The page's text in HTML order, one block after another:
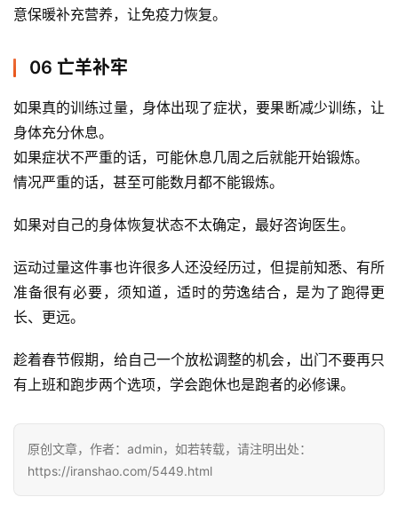
意保暖补充营养，让免疫力恢复。
06 亡羊补牢
如果真的训练过量，身体出现了症状，要果断减少训练，让
身体充分休息。
如果症状不严重的话，可能休息几周之后就能开始锻炼。
情况严重的话，甚至可能数月都不能锻炼。
如果对自己的身体恢复状态不太确定，最好咨询医生。
运动过量这件事也许很多人还没经历过，但提前知悉、有所
准备很有必要，须知道，适时的劳逸结合，是为了跑得更
长、更远。
趁着春节假期，给自己一个放松调整的机会，出门不要再只
有上班和跑步两个选项，学会跑休也是跑者的必修课。
原创文章，作者：admin，如若转载，请注明出处：
https://iranshao.com/5449.html